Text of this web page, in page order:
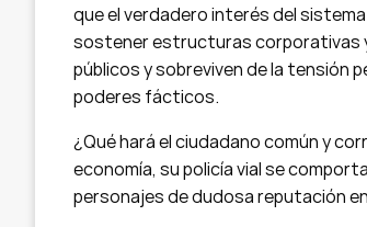
que el verdadero interés del
sostener estructuras corporativas
públicos y sobreviven de la tensión
poderes fácticos.
¿Qué hará el ciudadano común y
economía, su policía vial se
personajes de dudosa reputación